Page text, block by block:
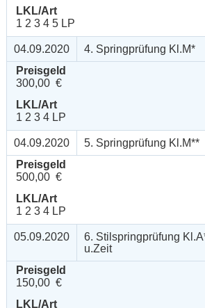
LKL/Art
1 2 3 4 5 LP
04.09.2020 4. Springprüfung Kl.M*
Preisgeld
300,00 €
LKL/Art
1 2 3 4 LP
04.09.2020 5. Springprüfung Kl.M**
Preisgeld
500,00 €
LKL/Art
1 2 3 4 LP
05.09.2020
6. Stilspringprüfung
u.Zeit
Preisgeld
150,00 €
LKL/Art